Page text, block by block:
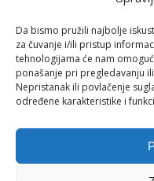
Da bismo pružili najbolje
za čuvanje i/ili pristup
tehnologijama će nam
ponašanje pri pregledavanju
Nepristanak ili povlačenje
određene karakteristike i
PRATITE NAS